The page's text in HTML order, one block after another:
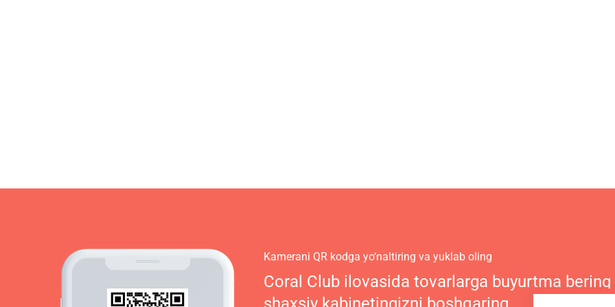
Kamerani QR kodga yo‘naltiring va yuklab oling
Coral Club ilovasida tovarlarga buyurtma bering